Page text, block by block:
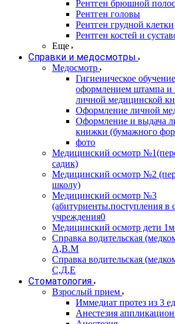
Рентген брюшной
Рентген головы
Рентген грудной клетки
Рентген костей и
Еще
Справки и медосмотры
Медосмотр
Гигиеническое
оформлением штампа и
личной медицинской
Оформление личной
Оформление и выдача
книжки (бумажного
фото
Медицинский осмотр
садик)
Медицинский осмотр №2
школу)
Медицинский осмотр №3
(абитуриенты.поступления в
учреждения0
Медицинский осмотр дети
Справка водительская
А,В.М
Справка водительская
С,Д,Е
Стоматология
Взрослый прием
Иммедиат протез из 3
Анестезия